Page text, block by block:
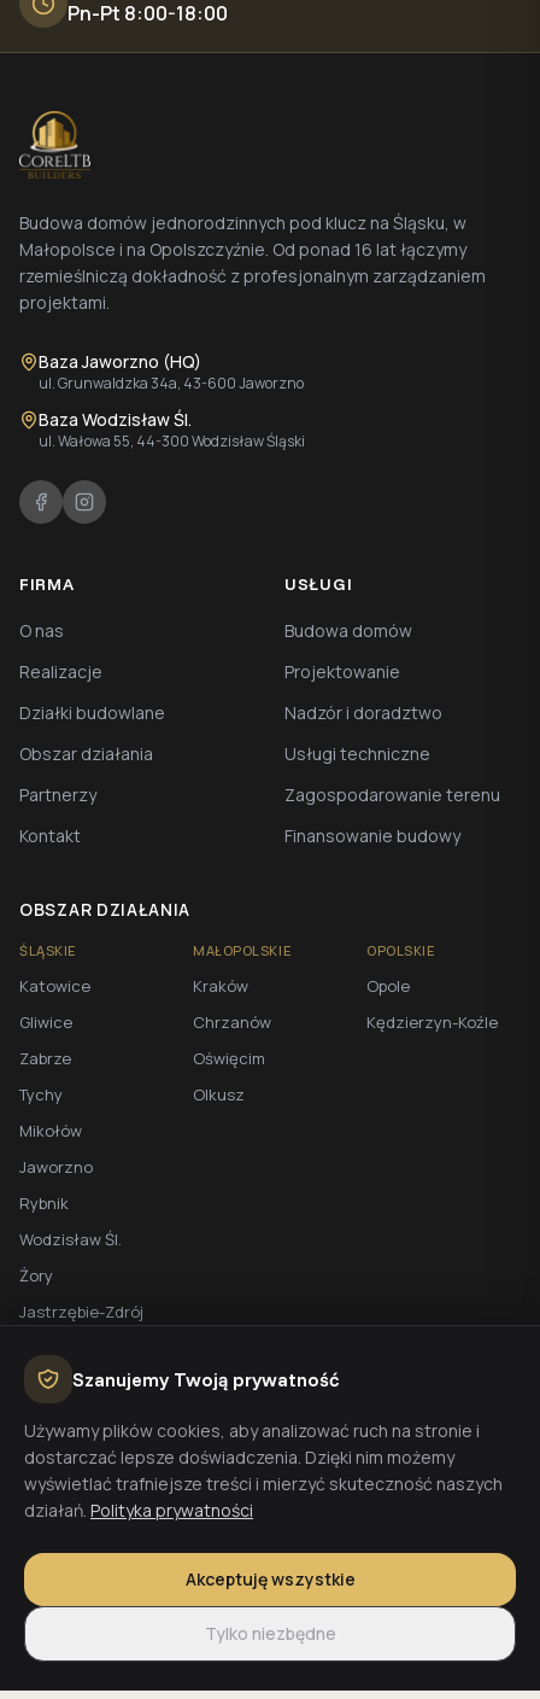
Pn-Pt 8:00-18:00
Budowa domów jednorodzinnych pod klucz na Śląsku, w
Małopolsce i na Opolszczyźnie. Od ponad 16 lat łączymy
rzemieślniczą dokładność z profesjonalnym zarządzaniem
projektami.
Baza Jaworzno (HQ)
ul. Grunwaldzka 34a, 43-600 Jaworzno
Baza Wodzisław Śl.
ul. Wałowa 55, 44-300 Wodzisław Śląski
FIRMA
O nas
Realizacje
Działki budowlane
Obszar działania
Partnerzy
Kontakt
USŁUGI
Budowa domów
Projektowanie
Nadzór i doradztwo
Usługi techniczne
Zagospodarowanie terenu
Finansowanie budowy
OBSZAR DZIAŁANIA
ŚLĄSKIE
Katowice
Gliwice
Zabrze
Tychy
Mikołów
Jaworzno
Rybnik
Wodzisław Śl.
Żory
Jastrzębie-Zdrój
MAŁOPOLSKIE
Kraków
Chrzanów
Oświęcim
Olkusz
OPOLSKIE
Opole
Kędzierzyn-Koźle
BEZPŁATNA WYCENA
Planujesz budowę domu? Skontaktuj się z nami - przygotujemy
wycenę w 48h.
Wyceń budowę
© 2026 CoreLTB Builders sp. z o.o. Wszelkie prawa zastrzeżone.
Szanujemy Twoją prywatność
Używamy plików cookies, aby analizować ruch na stronie i
dostarczać lepsze doświadczenia. Dzięki nim możemy
wyświetlać trafniejsze treści i mierzyć skuteczność naszych
działań. Polityka prywatności
Akceptuję wszystkie
Tylko niezbędne